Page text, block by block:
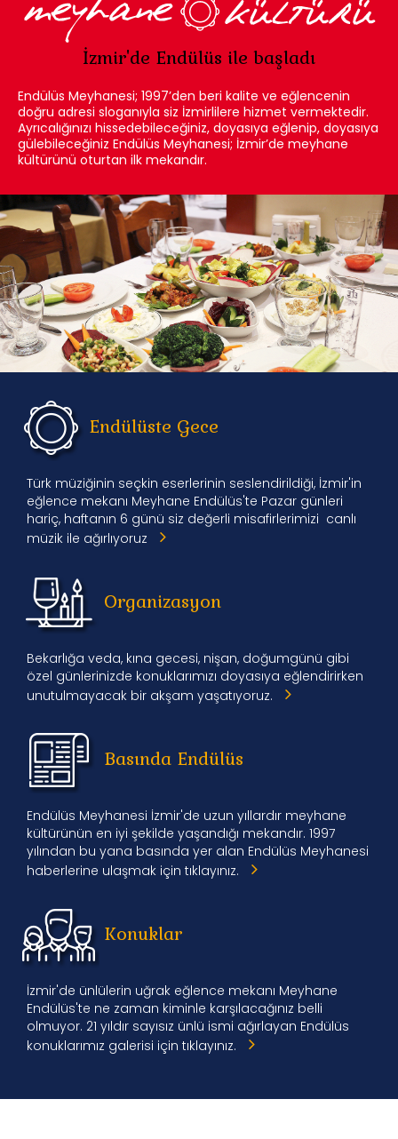
İzmir'de Endülüs ile başladı
Endülüs Meyhanesi; 1997’den beri kalite ve eğlencenin
doğru adresi sloganıyla siz İzmirlilere hizmet vermektedir.
Ayrıcalığınızı hissedebileceğiniz, doyasıya eğlenip, doyasıya
gülebileceğiniz Endülüs Meyhanesi; İzmir’de meyhane
kültürünü oturtan ilk mekandır.
Endülüste Gece
Türk müziğinin seçkin eserlerinin seslendirildiği, İzmir'in
eğlence mekanı Meyhane Endülüs'te Pazar günleri
hariç, haftanın 6 günü siz değerli misafirlerimizi canlı
müzik ile ağırlıyoruz
Organizasyon
Bekarlığa veda, kına gecesi, nişan, doğumgünü gibi
özel günlerinizde konuklarımızı doyasıya eğlendirirken
unutulmayacak bir akşam yaşatıyoruz.
Basında Endülüs
Endülüs Meyhanesi İzmir'de uzun yıllardır meyhane
kültürünün en iyi şekilde yaşandığı mekandır. 1997
yılından bu yana basında yer alan Endülüs Meyhanesi
haberlerine ulaşmak için tıklayınız.
Konuklar
İzmir'de ünlülerin uğrak eğlence mekanı Meyhane
Endülüs'te ne zaman kiminle karşılacağınız belli
olmuyor. 21 yıldır sayısız ünlü ismi ağırlayan Endülüs
konuklarımız galerisi için tıklayınız.